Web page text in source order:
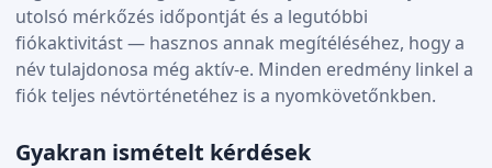
utolsó mérkőzés időpontját és a legutóbbi
fiókaktivitást — hasznos annak megítéléséhez, hogy a
név tulajdonosa még aktív-e. Minden eredmény linkel a
fiók teljes névtörténetéhez is a nyomkövetőnkben.
Gyakran ismételt kérdések